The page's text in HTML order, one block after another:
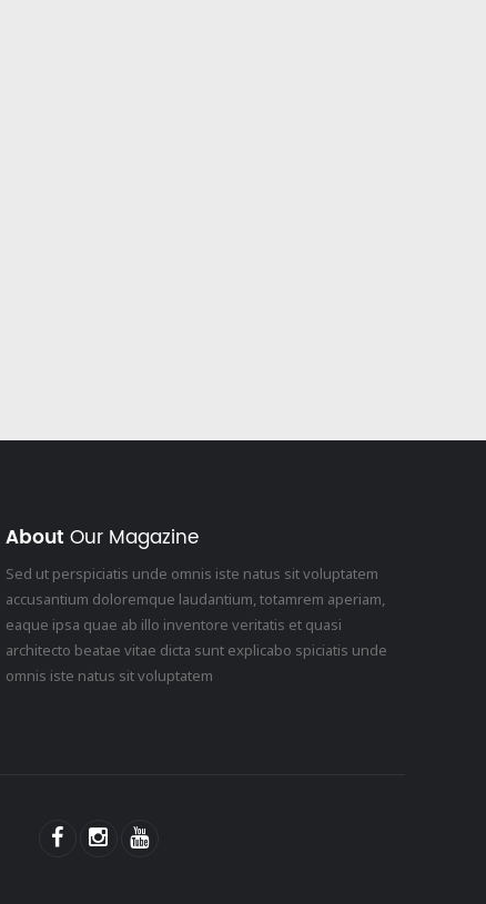
About Our Magazine
Sed ut perspiciatis unde omnis iste natus sit voluptatem
accusantium doloremque laudantium, totamrem aperiam,
eaque ipsa quae ab illo inventore veritatis et quasi
architecto beatae vitae dicta sunt explicabo spiciatis unde
omnis iste natus sit voluptatem